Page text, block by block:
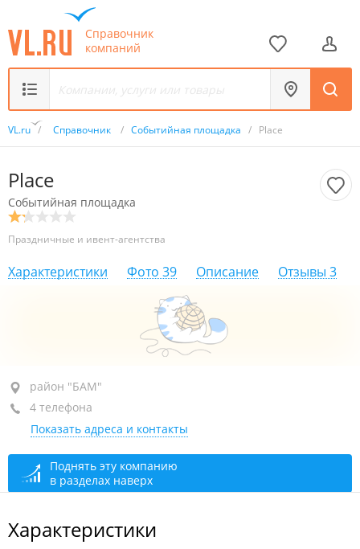
Справочник
компаний
VL.ru / Справочник / Событийная площадка / Place
Place
Событийная площадка
Праздничные и ивент-агентства
Характеристики Фото 39 Описание Отзывы 3
район "БАМ", ул. Днепровская, 100/12
1-й этаж
+7 (423) 209-00-09
+7 914 792-78-80
+7 984 199-00-09
Бронирование закрыто, откроется в 10:00
район "БАМ"
4 телефона
Показать адреса и контакты
Поднять эту компанию
в разделах наверх
Характеристики